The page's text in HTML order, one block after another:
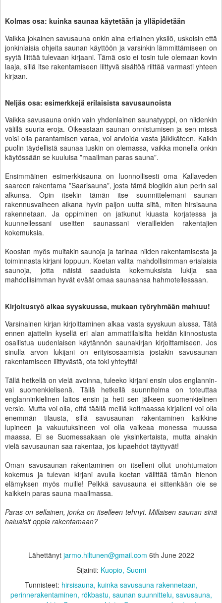
Kolmas osa: kuinka saunaa käytetään ja ylläpidetään
Vaikka jokainen savusauna onkin aina erilainen yksilö, uskoisin että
jonkinlaisia ohjeita saunan käyttöön ja varsinkin lämmittämiseen on
syytä liittää tulevaan kirjaani. Tämä osio ei tosin tule olemaan kovin
laaja, sillä itse rakentamiseen liittyvä sisältöä riittää varmasti yhteen
kirjaan.
Neljäs osa: esimerkkejä erilaisista savusaunoista
Vaikka savusauna onkin vain yhdenlainen saunatyyppi, on niidenkin
välillä suuria eroja. Oikeastaan saunan onnistumisen ja sen missä
voisi olla parantamisen varaa, voi arvioida vasta jälkikäteen. Kaikin
puolin täydellistä saunaa tuskin on olemassa, vaikka monella onkin
käytössään se kuuluisa ”maailman paras sauna”.
Ensimmäinen esimerkkisauna on luonnollisesti oma Kallaveden
saareen rakentama ”Saarisauna”, josta tämä blogikin alun perin sai
alkunsa. Opin itsekin tämän itse suunnittelemani saunan
rakennusvaiheen aikana hyvin paljon uutta siitä, miten hirsisauna
rakennetaan. Ja oppiminen on jatkunut kiuasta korjatessa ja
kuunnellessani useitten saunassani vierailleiden rakentajien
kokemuksia.
Koostan myös muitakin saunoja ja tarinaa niiden rakentamisesta ja
toiminnasta kirjani loppuun. Koetan valita mahdollisimman erialaisia
saunoja, jotta näistä saaduista kokemuksista lukija saa
mahdollisimman hyvät eväät omaa saunaansa hahmotellessaan.
Kirjoitustyö alkaa syyskuussa, mukaan työryhmään mahtuu!
Varsinainen kirjan kirjoittaminen alkaa vasta syyskuun alussa. Tätä
ennen ajattelin kysellä eri alan ammattilaisilta heidän kiinnostusta
osallistua uudenlaisen käytännön saunakirjan kirjoittamiseen. Jos
sinulla arvon lukijani on erityisosaamista jostakin savusaunan
rakentamiseen liittyvästä, ota toki yhteyttä!
Tällä hetkellä on vielä avoinna, tuleeko kirjani ensin ulos englannin-
vai suomenkielisenä. Tällä hetkellä suunnitelma on toteuttaa
englanninkielinen laitos ensin ja heti sen jälkeen suomenkielinen
versio. Mutta voi olla, että täällä meillä kotimaassa kirjalleni voi olla
enemmän tilausta, sillä savusaunan rakentaminen kaikkine
lupineen ja vakuutuksineen voi olla vaikeaa monessa muussa
maassa. Ei se Suomessakaan ole yksinkertaista, mutta ainakin
vielä savusaunan saa rakentaa, jos lupaehdot täyttyvät!
Oman savusaunan rakentaminen on itselleni ollut unohtumaton
kokemus ja tulevan kirjani avulla koetan välittää tämän hienon
elämyksen myös muille! Pelkkä savusauna ei sittenkään ole se
kaikkein paras sauna maailmassa.
Paras on sellainen, jonka on itselleen tehnyt. Millaisen saunan sinä
haluaisit oppia rakentamaan?
Lähettänyt jarmo.hiltunen@gmail.com 6th June 2022
Sijainti: Kuopio, Suomi
Tunnisteet: hirsisauna kuinka savusauna rakennetaan
perinnerakentaminen rökbastu saunan suunnittelu savusauna